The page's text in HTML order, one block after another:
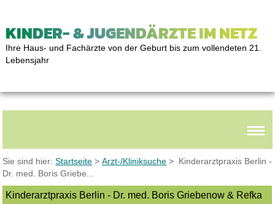
KINDER- & JUGENDÄRZTE IM NETZ
Ihre Haus- und Fachärzte von der Geburt bis zum vollendeten 21.
Lebensjahr
Sie sind hier:Startseite >Arzt-/Kliniksuche > Kinderarztpraxis Berlin -
Dr. med. Boris Griebe...
Kinderarztpraxis Berlin - Dr. med. Boris Griebenow & Refka